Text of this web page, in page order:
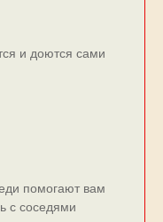
и доются сами
помогают вам
c cоcедями